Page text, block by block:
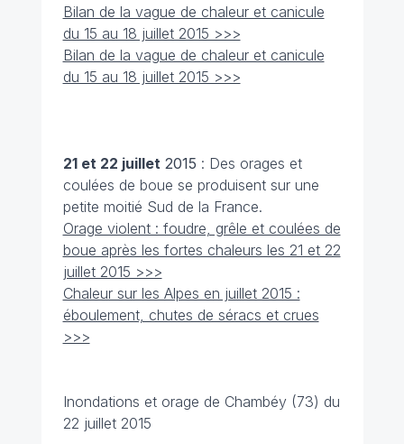
Bilan de la vague de chaleur et canicule
du 15 au 18 juillet 2015 >>>
Bilan de la vague de chaleur et canicule
du 15 au 18 juillet 2015 >>>
21 et 22 juillet 2015 : Des orages et
coulées de boue se produisent sur une
petite moitié Sud de la France.
Orage violent : foudre, grêle et coulées de
boue après les fortes chaleurs les 21 et 22
juillet 2015 >>>
Chaleur sur les Alpes en juillet 2015 :
éboulement, chutes de séracs et crues
>>>
Inondations et orage de Chambéy (73) du
22 juillet 2015